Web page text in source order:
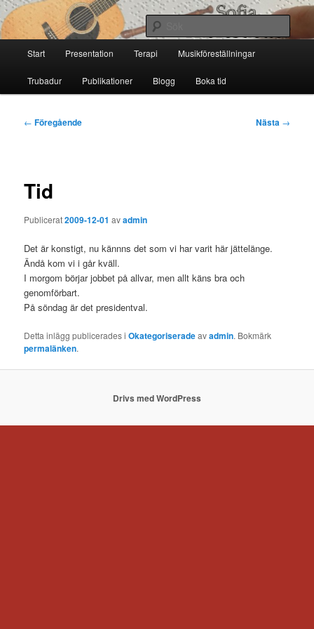
Hoppa
till
primärt
innehållSofia Thoresdotter
Start Presentation Terapi Musikföreställningar
Trubadur Publikationer Blogg Boka tid
Inläggsnavigering
← Föregående Nästa →
Tid
Publicerat2009-12-01 avadmin
Det är konstigt, nu kännns det som vi har varit här jättelänge.
Ändå kom vi i går kväll.
I morgom börjar jobbet på allvar, men allt käns bra och
genomförbart.
På söndag är det presidentval.
Detta inlägg publicerades iOkategoriseradeavadmin. Bokmärk
permalänken.
Drivs med WordPress